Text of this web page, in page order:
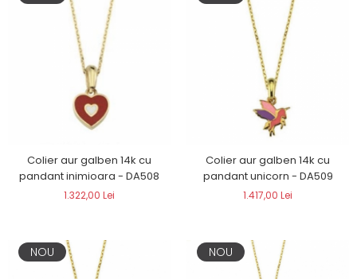
Colier aur galben 14k cu
pandant inimioara - DA508
1.322,00 Lei
Colier aur galben 14k cu
pandant unicorn - DA509
1.417,00 Lei
NOU NOU